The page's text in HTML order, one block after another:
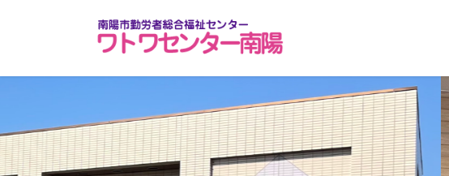
キ
ッ
に
移